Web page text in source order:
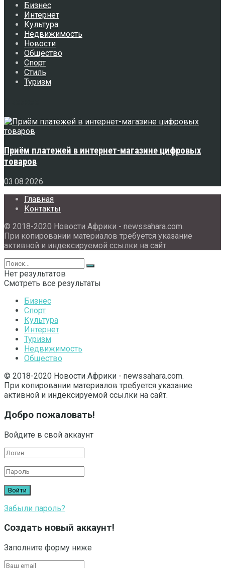
Бизнес
Интернет
Культура
Недвижимость
Новости
Общество
Спорт
Стиль
Туризм
Приём платежей в интернет-магазине цифровых
товаров
03.08.2026
Главная
Контакты
© 2018-2020 Новости Африки - newssahara.com.
При копировании материалов требуется указание
активной и индексируемой ссылки на сайт.
Нет результатов
Смотреть все результаты
Бизнес
Спорт
Культура
Интернет
Туризм
Недвижимость
Общество
© 2018-2020 Новости Африки - newssahara.com.
При копировании материалов требуется указание
активной и индексируемой ссылки на сайт.
Добро пожаловать!
Войдите в свой аккаунт
Забыли пароль?
Создать новый аккаунт!
Заполните форму ниже